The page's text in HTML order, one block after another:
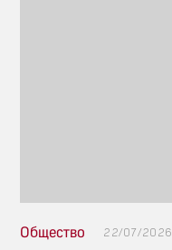
Общество 22/07/2026